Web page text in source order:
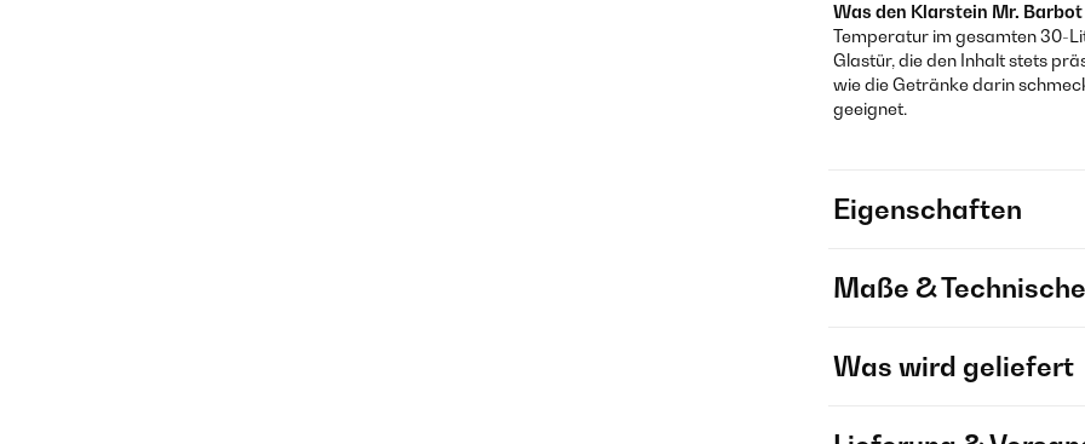
Was den Klarstein Mr.
Temperatur im gesamten 30-
Glastür, die den Inhalt stets
wie die Getränke darin
geeignet.
Eigenschaften
Maße &
Was wird geliefert